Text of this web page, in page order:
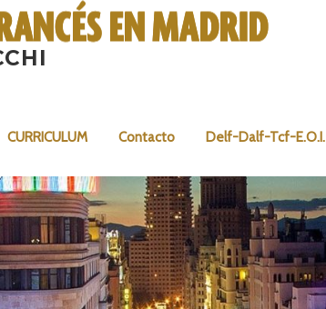
CURRICULUM Contacto Delf-Dalf-Tcf-E.O.I.